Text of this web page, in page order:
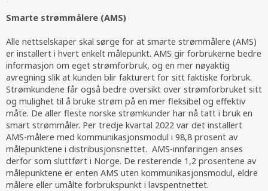
Smarte strømmålere (AMS)
Alle nettselskaper skal sørge for at smarte strømmålere (AMS)
er installert i hvert enkelt målepunkt. AMS gir forbrukerne bedre
informasjon om eget strømforbruk, og en mer nøyaktig
avregning slik at kunden blir fakturert for sitt faktiske forbruk.
Strømkundene får også bedre oversikt over strømforbruket sitt
og mulighet til å bruke strøm på en mer fleksibel og effektiv
måte. De aller fleste norske strømkunder har nå tatt i bruk en
smart strømmåler. Per tredje kvartal 2022 var det installert
AMS-målere med kommunikasjonsmodul i 98,8 prosent av
målepunktene i distribusjonsnettet. AMS-innføringen anses
derfor som sluttført i Norge. De resterende 1,2 prosentene av
målepunktene er enten AMS uten kommunikasjonsmodul, eldre
målere eller umålte forbrukspunkt i lavspentnettet.